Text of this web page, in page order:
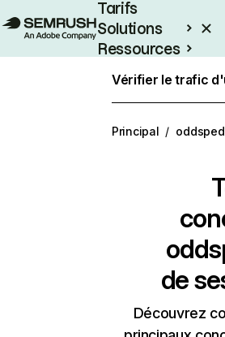
Tarifs
Solutions
Ressources
Vérifier le trafic
Principal /
de
Découvrez